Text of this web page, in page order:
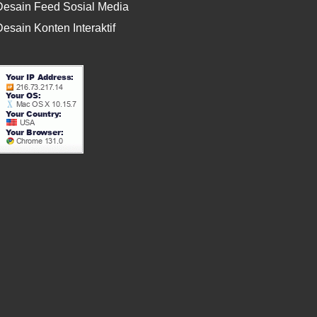
Feed Sosial Media
Konten Interaktif